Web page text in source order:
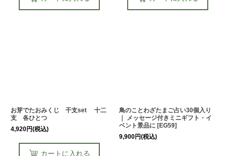
お芽でたおみくじ 干支set 十二
支 各ひとつ
4,920円(税込)
カートに入れる
鳥のことわざたまご占い30個入り
｜ メッセージ付きミニギフト・イ
ベント景品に [EG59]
9,900円(税込)